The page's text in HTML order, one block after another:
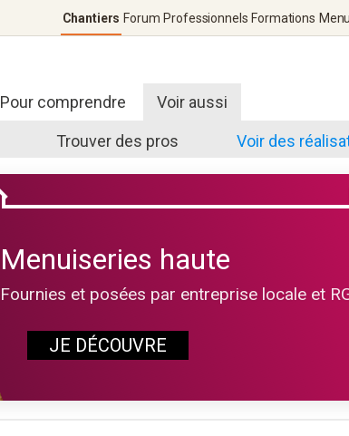
Chantiers Forum Professionnels Formations
Pour comprendre Voir aussi
Trouver des pros Voir des
Menuiseries haute
Fournies et posées par entreprise locale et
JE DÉCOUVRE